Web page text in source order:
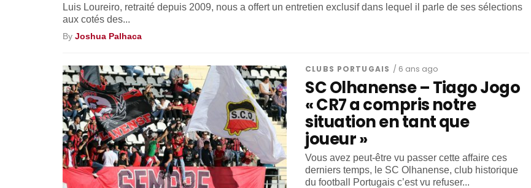
Luis Loureiro, retraité depuis 2009, nous a offert un entretien exclusif dans lequel il parle de ses sélections
aux cotés des...
By Joshua Palhaca
CLUBS PORTUGAIS / 6 ans ago
SC Olhanense – Tiago Jogo
« CR7 a compris notre
situation en tant que
joueur »
Vous avez peut-être vu passer cette affaire ces
derniers temps, le SC Olhanense, club historique
du football Portugais c’est vu refuser...